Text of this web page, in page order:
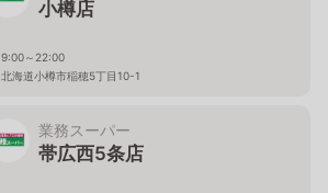
小樽店
9:00～22:00
北海道小樽市稲穂5丁目10-1
業務スーパー
帯広西5条店